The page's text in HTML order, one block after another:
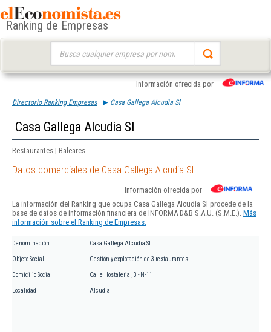
Ranking de Empresas
Información ofrecida por
Directorio Ranking Empresas Casa Gallega Alcudia Sl
Casa Gallega Alcudia Sl
Restaurantes | Baleares
Datos comerciales de Casa Gallega Alcudia Sl
Información ofrecida por
La información del Ranking que ocupa Casa Gallega Alcudia Sl procede de la
base de datos de información financiera de INFORMA D&B S.A.U. (S.M.E.). Más
información sobre el Ranking de Empresas.
Denominación Casa Gallega Alcudia Sl
Objeto Social Gestión y explotación de 3 restaurantes.
Domicilio Social Calle Hostaleria , 3 - Nº11
Localidad Alcudia